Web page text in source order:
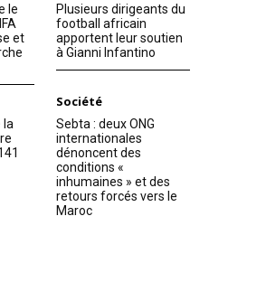
le
et
Plusieurs dirigeants du
football africain
apportent leur soutien
à Gianni Infantino
la
Société
Sebta : deux ONG
internationales
dénoncent des
conditions «
inhumaines » et des
retours forcés vers le
Maroc